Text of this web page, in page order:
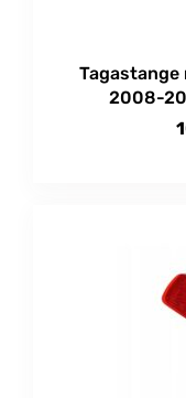
Tagastange
2008-